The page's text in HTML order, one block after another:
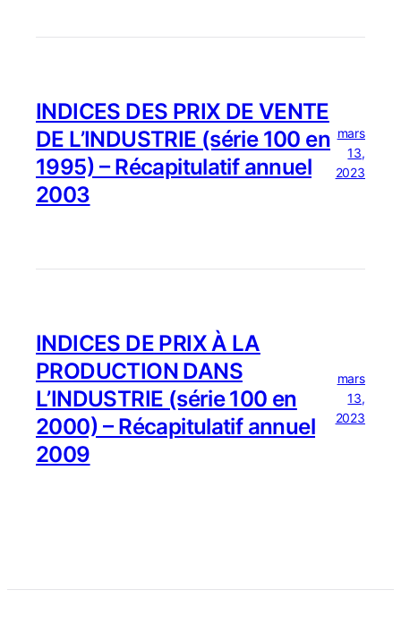
INDICES DES PRIX DE VENTE
DE L’INDUSTRIE (série 100 en
1995) – Récapitulatif annuel
2003
mars
13,
2023
INDICES DE PRIX À LA
PRODUCTION DANS
L’INDUSTRIE (série 100 en
2000) – Récapitulatif annuel
2009
mars
13,
2023